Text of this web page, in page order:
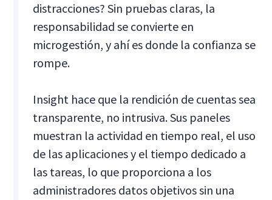
distracciones? Sin pruebas claras, la
responsabilidad se convierte en
microgestión, y ahí es donde la confianza se
rompe.
Insight hace que la rendición de cuentas sea
transparente, no intrusiva. Sus paneles
muestran la actividad en tiempo real, el uso
de las aplicaciones y el tiempo dedicado a
las tareas, lo que proporciona a los
administradores datos objetivos sin una